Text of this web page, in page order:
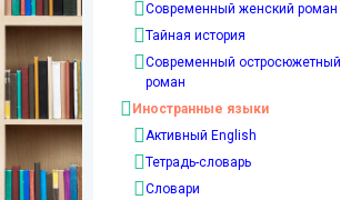
Современный женский роман
Тайная история
Современный остросюжетный
роман
Иностранные языки
Активный English
Тетрадь-словарь
Словари